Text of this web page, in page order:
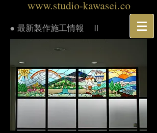
www.studio-kawasei.co
● 最新製作施工情報 Ⅱ